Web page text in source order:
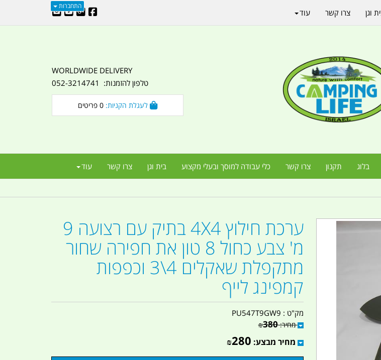
התחברות
WORLDWIDE DELIVERY
טלפון להזמנות: 052-3214741
0
בלוג תקנון צרו קשר כלי עבודה למוסך ובעלי מקצוע בית וגן צרו קשר עוד
וגן צרו קשר עוד
ערכת חילוץ 4X4 בתיק עם רצועה 9
מ' צבע כחול 8 טון את חפירה שחור
מתקפלת שאקלים 4\3 וכפפות
קמפינג לייף
מק"ט : PU547T9GW9
מחיר: ₪380
מחיר מבצע: ₪280